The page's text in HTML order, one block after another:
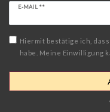
E-MAIL **
Newsletter
Honig
Hiermit bestätige ich,
habe. Meine Einwilligung